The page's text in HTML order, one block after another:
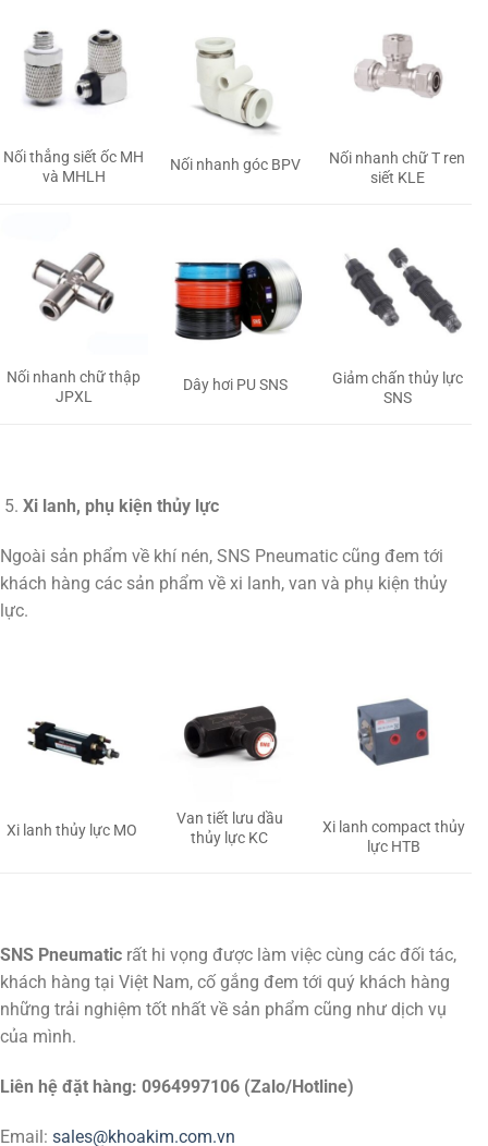
Nối thẳng siết ốc MH
và MHLH
Nối nhanh góc BPV
Nối nhanh chữ T ren
siết KLE
Nối nhanh chữ thập
JPXL
Dây hơi PU SNS
Giảm chấn thủy lực
SNS
Xi lanh, phụ kiện thủy lực
Ngoài sản phẩm về khí nén, SNS Pneumatic cũng đem tới
khách hàng các sản phẩm về xi lanh, van và phụ kiện thủy
lực.
Xi lanh thủy lực MO
Van tiết lưu dầu
thủy lực KC
Xi lanh compact thủy
lực HTB
SNS Pneumatic rất hi vọng được làm việc cùng các đối tác,
khách hàng tại Việt Nam, cố gắng đem tới quý khách hàng
những trải nghiệm tốt nhất về sản phẩm cũng như dịch vụ
của mình.
Liên hệ đặt hàng: 0964997106 (Zalo/Hotline)
Email: sales@khoakim.com.vn